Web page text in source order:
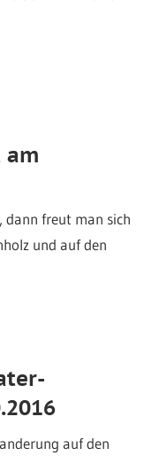
am
dann freut man sich
und auf den
auf den